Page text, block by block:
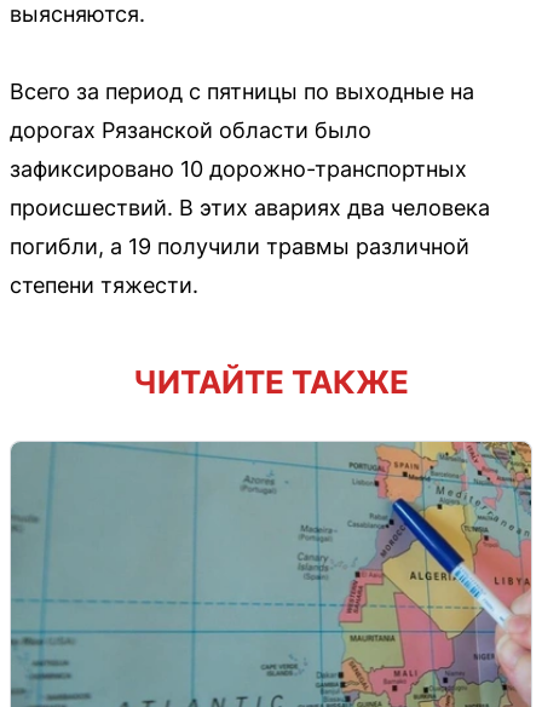
выясняются.
Всего за период с пятницы по выходные на
дорогах Рязанской области было
зафиксировано 10 дорожно-транспортных
происшествий. В этих авариях два человека
погибли, а 19 получили травмы различной
степени тяжести.
ЧИТАЙТЕ ТАКЖЕ